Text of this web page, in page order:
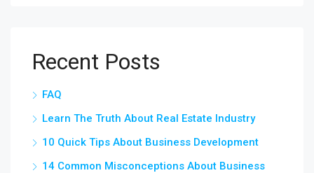
Recent Posts
FAQ
Learn The Truth About Real Estate Industry
10 Quick Tips About Business Development
14 Common Misconceptions About Business